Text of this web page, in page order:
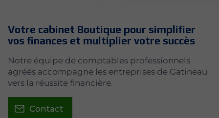
Votre cabinet Boutique pour simplifier
vos finances et multiplier votre succès
Notre équipe de comptables professionnels
agréés accompagne les entreprises de Gatineau
vers la réussite financière.
Contact